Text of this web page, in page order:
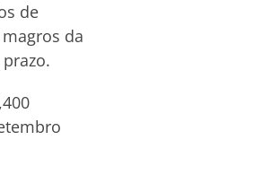
de
da